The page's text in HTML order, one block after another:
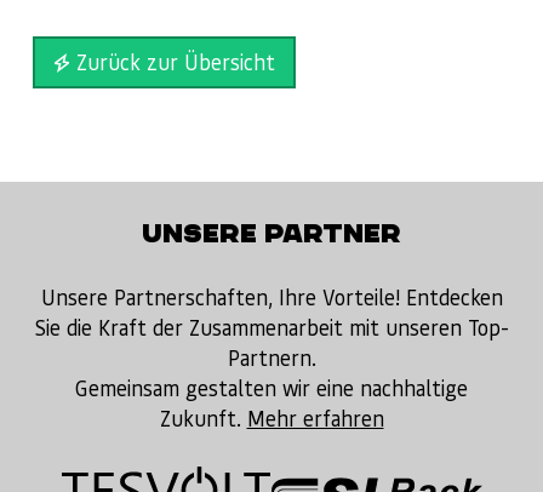
Zurück zur Übersicht
UNSERE PARTNER
Unsere Partnerschaften, Ihre Vorteile! Entdecken
Sie die Kraft der Zusammenarbeit mit unseren Top-
Partnern.
Gemeinsam gestalten wir eine nachhaltige
Zukunft. Mehr erfahren